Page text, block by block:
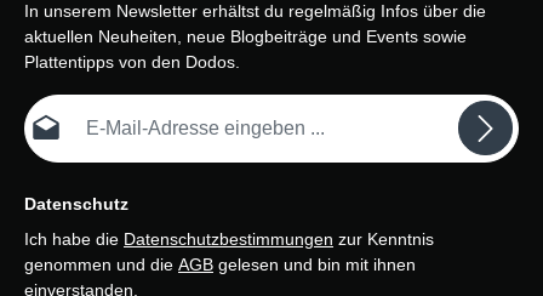
In unserem Newsletter erhältst du regelmäßig Infos über die
aktuellen Neuheiten, neue Blogbeiträge und Events sowie
Plattentipps von den Dodos.
E-Mail-Adresse*
Datenschutz
Ich habe die Datenschutzbestimmungen zur Kenntnis
genommen und die AGB gelesen und bin mit ihnen
einverstanden.